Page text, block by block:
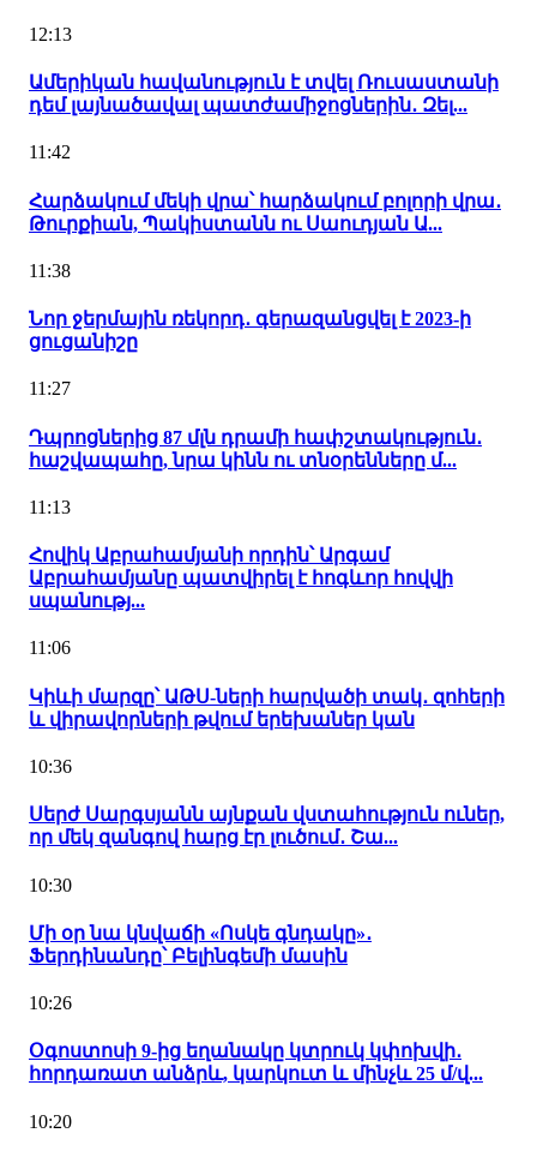
12:13
Ամերիկան հավանություն է տվել Ռուսաստանի
դեմ լայնածավալ պատժամիջոցներին․ Զել...
11:42
Հարձակում մեկի վրա՝ հարձակում բոլորի վրա․
Թուրքիան, Պակիստանն ու Սաուդյան Ա...
11:38
Նոր ջերմային ռեկորդ․ գերազանցվել է 2023-ի
ցուցանիշը
11:27
Դպրոցներից 87 մլն դրամի հափշտակություն․
հաշվապահը, նրա կինն ու տնօրենները մ...
11:13
Հովիկ Աբրահամյանի որդին՝ Արգամ
Աբրահամյանը պատվիրել է հոգևոր հովվի
սպանությ...
11:06
Կիևի մարզը՝ ԱԹՍ-ների հարվածի տակ․ զոհերի
և վիրավորների թվում երեխաներ կան
10:36
Սերժ Սարգսյանն այնքան վստահություն ուներ,
որ մեկ զանգով հարց էր լուծում․ Շա...
10:30
Մի օր նա կնվաճի «Ոսկե գնդակը»․
Ֆերդինանդը՝ Բելինգեմի մասին
10:26
Օգոստոսի 9-ից եղանակը կտրուկ կփոխվի․
հորդառատ անձրև, կարկուտ և մինչև 25 մ/վ...
10:20